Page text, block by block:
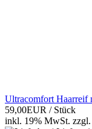
Ultracomfort Haarreif
59,00EUR / Stück
inkl. 19% MwSt. zzgl.